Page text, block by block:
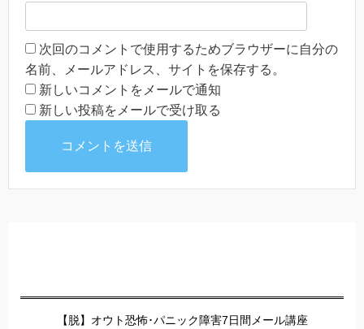
次回のコメントで使用するためブラウザーに自分の
名前、メールアドレス、サイトを保存する。
新しいコメントをメールで通知
新しい投稿をメールで受け取る
【脱】オウト恐怖･パニック障害7日間メール講座